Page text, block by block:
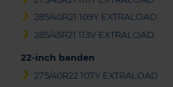
285/40R21 109Y EXTRALOAD
285/45R21 113V EXTRALOAD
22-inch banden
275/40R22 107Y EXTRALOAD